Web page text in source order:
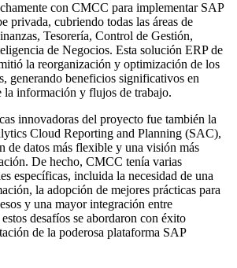
con CMCC para implementar SAP
privada, cubriendo todas las áreas de
Tesorería, Control de Gestión,
de Negocios. Esta solución ERP de
la reorganización y optimización de los
generando beneficios significativos en
la información y flujos de trabajo.
innovadoras del proyecto fue también la
Cloud Reporting and Planning (SAC),
de datos más flexible y una visión más
De hecho, CMCC tenía varias
específicas, incluida la necesidad de una
la adopción de mejores prácticas para
y una mayor integración entre
desafíos se abordaron con éxito
de la poderosa plataforma SAP